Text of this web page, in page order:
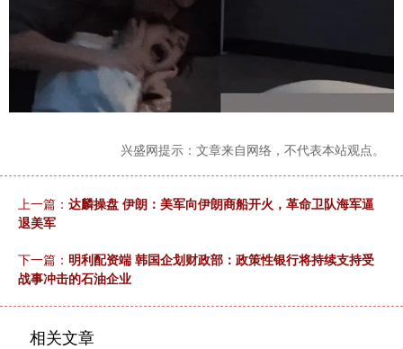
兴盛网提示：文章来自网络，不代表本站观点。
上一篇： 达麟操盘 伊朗：美军向伊朗商船开火，革命卫队海军逼
退美军
下一篇： 明利配资端 韩国企划财政部：政策性银行将持续支持受
战事冲击的石油企业
相关文章